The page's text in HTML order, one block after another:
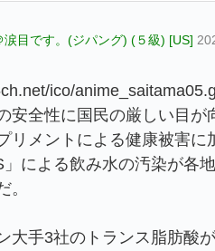
涙目です。(ジパング) (５級) [US]
ico/
安全性に国民の厳しい目が
リメントによる健康被害
」による飲み水の汚染が各
。
大手3社のトランス脂肪酸